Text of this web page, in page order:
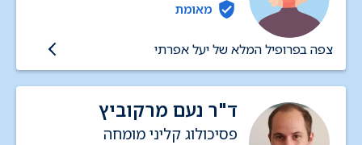
מאומת
צפה בפרופיל המלא של יעל אפרתי
ד"ר נעם מרקוביץ
פסיכולוג קליני מומחה